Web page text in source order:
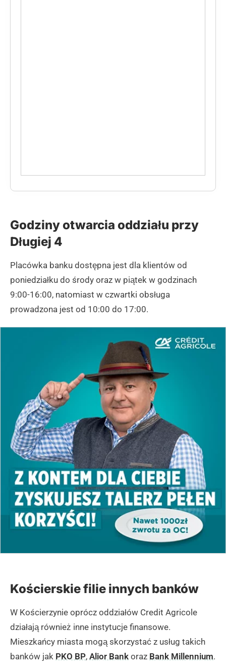
Godziny otwarcia oddziału przy
Długiej 4
Placówka banku dostępna jest dla klientów od
poniedziałku do środy oraz w piątek w godzinach
9:00-16:00, natomiast w czwartki obsługa
prowadzona jest od 10:00 do 17:00.
Kościerskie filie innych banków
W Kościerzynie oprócz oddziałów Credit Agricole
działają również inne instytucje finansowe.
Mieszkańcy miasta mogą skorzystać z usług takich
banków jak PKO BP, Alior Bank oraz Bank Millennium.